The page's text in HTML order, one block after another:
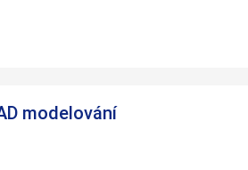
modelování